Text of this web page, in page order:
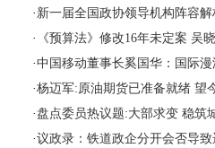
· 新一届全国政协领导机构阵容解
·
《预算法》修改16年未定案 吴
·中国移动董事长奚国华：国际
·杨迈军:原油期货已准备就绪 望
·盘点委员热议题:大部求变 稳筑
·议政录：铁道政企分开会否导